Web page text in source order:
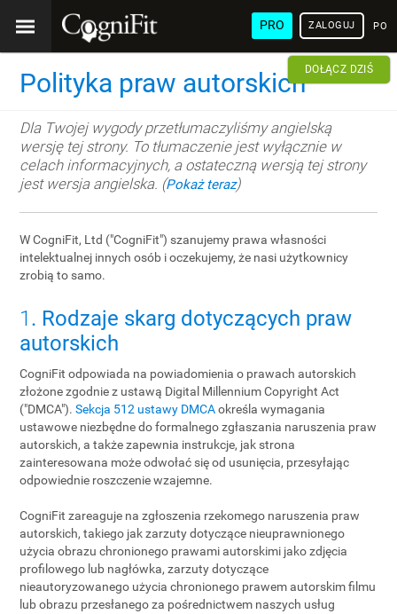
PRO ZALOGUJ
DOŁĄCZ DZIŚ
Polityka praw autorskich
Dla Twojej wygody przetłumaczyliśmy angielską
wersję tej strony. To tłumaczenie jest wyłącznie w
celach informacyjnych, a ostateczną wersją tej strony
jest wersja angielska. (Pokaż teraz)
W CogniFit, Ltd ("CogniFit") szanujemy prawa własności
intelektualnej innych osób i oczekujemy, że nasi użytkownicy
zrobią to samo.
1. Rodzaje skarg dotyczących praw
autorskich
CogniFit odpowiada na powiadomienia o prawach autorskich
złożone zgodnie z ustawą Digital Millennium Copyright Act
("DMCA").Sekcja 512 ustawy DMCAokreśla wymagania
ustawowe niezbędne do formalnego zgłaszania naruszenia praw
autorskich, a także zapewnia instrukcje, jak strona
zainteresowana może odwołać się od usunięcia, przesyłając
odpowiednie roszczenie wzajemne.
CogniFit zareaguje na zgłoszenia rzekomego naruszenia praw
autorskich, takiego jak zarzuty dotyczące nieuprawnionego
użycia obrazu chronionego prawami autorskimi jako zdjęcia
profilowego lub nagłówka, zarzuty dotyczące
nieautoryzowanego użycia chronionego prawem autorskim filmu
lub obrazu przesłanego za pośrednictwem naszych usług